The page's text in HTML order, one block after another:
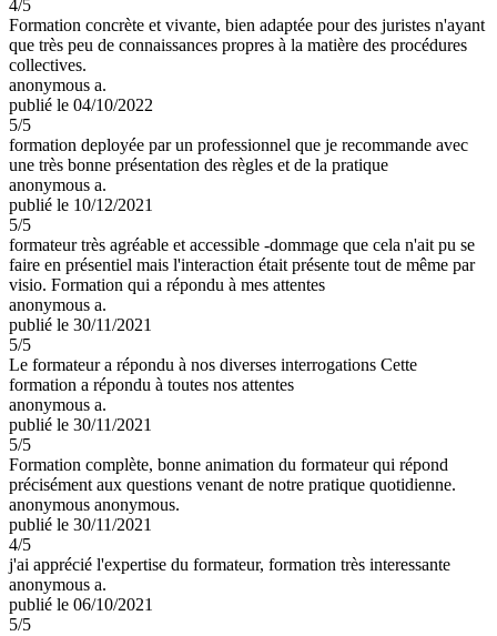
4/5
Formation concrète et vivante, bien adaptée pour des juristes n'ayant
que très peu de connaissances propres à la matière des procédures
collectives.
anonymous a.
publié le 04/10/2022
5/5
formation deployée par un professionnel que je recommande avec
une très bonne présentation des règles et de la pratique
anonymous a.
publié le 10/12/2021
5/5
formateur très agréable et accessible -dommage que cela n'ait pu se
faire en présentiel mais l'interaction était présente tout de même par
visio. Formation qui a répondu à mes attentes
anonymous a.
publié le 30/11/2021
5/5
Le formateur a répondu à nos diverses interrogations Cette
formation a répondu à toutes nos attentes
anonymous a.
publié le 30/11/2021
5/5
Formation complète, bonne animation du formateur qui répond
précisément aux questions venant de notre pratique quotidienne.
anonymous anonymous.
publié le 30/11/2021
4/5
j'ai apprécié l'expertise du formateur, formation très interessante
anonymous a.
publié le 06/10/2021
5/5